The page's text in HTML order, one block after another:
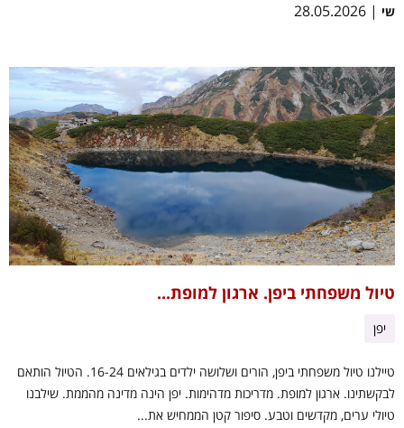
שי | 28.05.2026
טיול משפחתי ביפן. ארגון למופת...
יפן
טיילנו טיול משפחתי ביפן, הורים ושלושה ילדים בגילאים 16-24. הטיול הותאם
לבקשתינו. ארגון למופת. מדריכות מדהימות. יפן הינה מדינה מהממת. שילבנו
טיולי ערים, מקדשים וטבע. סיפור קטן הממחיש את...